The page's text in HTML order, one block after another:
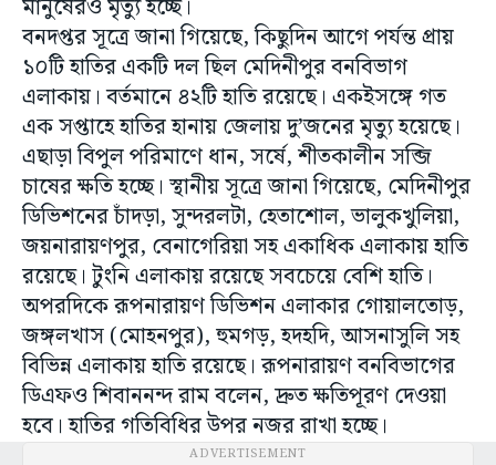
মানুষেরও মৃত্যু হচ্ছে।
বনদপ্তর সূত্রে জানা গিয়েছে, কিছুদিন আগে পর্যন্ত প্রায়
১০টি হাতির একটি দল ছিল মেদিনীপুর বনবিভাগ
এলাকায়। বর্তমানে ৪২টি হাতি রয়েছে। একইসঙ্গে গত
এক সপ্তাহে হাতির হানায় জেলায় দু’জনের মৃত্যু হয়েছে।
এছাড়া বিপুল পরিমাণে ধান, সর্ষে, শীতকালীন সব্জি
চাষের ক্ষতি হচ্ছে। স্থানীয় সূত্রে জানা গিয়েছে, মেদিনীপুর
ডিভিশনের চাঁদড়া, সুন্দরলটা, হেতাশোল, ভালুকখুলিয়া,
জয়নারায়ণপুর, বেনাগেরিয়া সহ একাধিক এলাকায় হাতি
রয়েছে। টুংনি এলাকায় রয়েছে সবচেয়ে বেশি হাতি।
অপরদিকে রূপনারায়ণ ডিভিশন এলাকার গোয়ালতোড়,
জঙ্গলখাস (মোহনপুর), হুমগড়, হদহদি, আসনাসুলি সহ
বিভিন্ন এলাকায় হাতি রয়েছে। রূপনারায়ণ বনবিভাগের
ডিএফও শিবাননন্দ রাম বলেন, দ্রুত ক্ষতিপূরণ দেওয়া
হবে। হাতির গতিবিধির উপর নজর রাখা হচ্ছে।
ADVERTISEMENT